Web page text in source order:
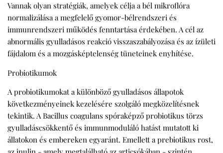
Vannak olyan stratégiák, amelyek célja a bél mikroflóra
normalizálása a megfelelő gyomor-bélrendszeri és
immunrendszeri működés fenntartása érdekében. A cél az
abnormális gyulladásos reakció visszaszabályozása és az ízületi
fájdalom és a mozgásképtelenség tüneteinek enyhítése.
Probiotikumok
A probiotikumokat a különböző gyulladásos állapotok
következményeinek kezelésére szolgáló megközelítésnek
tekintik. A Bacillus coagulans spóraképző probiotikus törzs
gyulladáscsökkentő és immunmoduláló hatást mutatott ki
állatokon és embereken egyaránt. Emellett a prebiotikus rost,